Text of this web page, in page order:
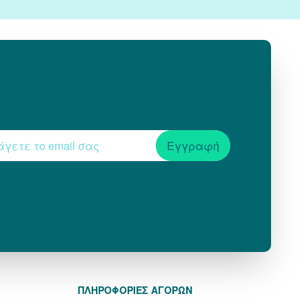
Εγγραφή
ΠΛΗΡΟΦΟΡΙΕΣ ΑΓΟΡΩΝ